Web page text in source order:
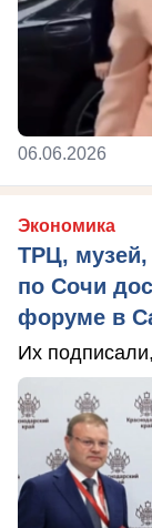
06.06.2026
Экономика
ТРЦ, музей,
по Сочи
форуме в
Их